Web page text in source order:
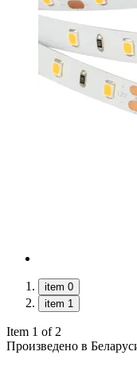
item 0
item 1
Item 1 of 2
Произведено в